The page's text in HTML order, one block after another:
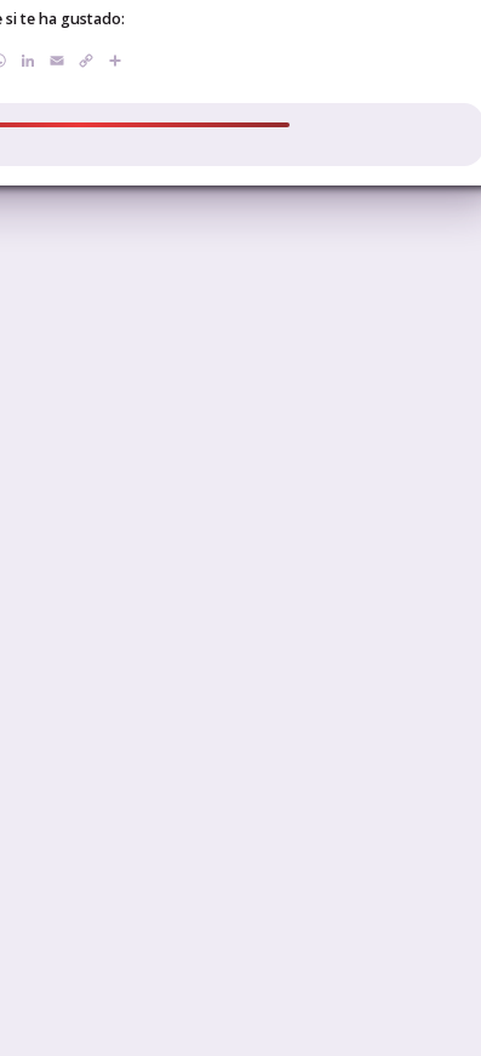
si te ha gustado:
WhatsApp
LinkedIn
EmailCopy